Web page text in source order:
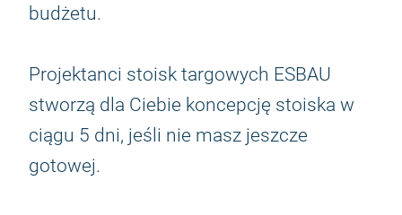
budżetu.
Projektanci stoisk targowych ESBAU
stworzą dla Ciebie koncepcję stoiska w
ciągu 5 dni, jeśli nie masz jeszcze
gotowej.